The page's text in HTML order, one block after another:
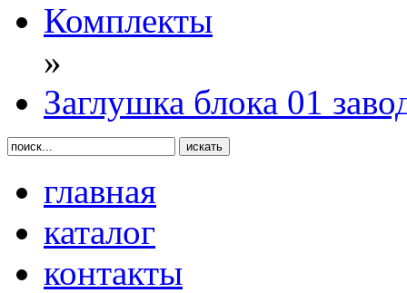
Комплекты
»
Заглушка блока 01
главная
каталог
контакты